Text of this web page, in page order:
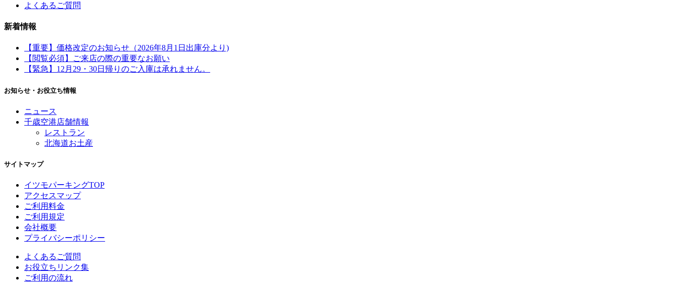
よくあるご質問
新着情報
【重要】価格改定のお知らせ（2026年8月1日出庫分より)
【閲覧必須】ご来店の際の重要なお願い
【緊急】12月29・30日帰りのご入庫は承れません。
お知らせ・お役立ち情報
ニュース
千歳空港店舗情報
レストラン
北海道お土産
サイトマップ
イツモパーキングTOP
アクセスマップ
ご利用料金
ご利用規定
会社概要
プライバシーポリシー
よくあるご質問
お役立ちリンク集
ご利用の流れ